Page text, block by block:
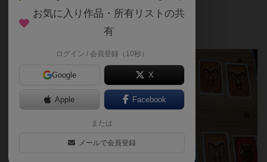
406名 1名 0 7年以上前
お気に入り作品・所有リストの共
有
ログイン / 会員登録（10秒）
Google X
Apple Facebook
または
メールで会員登録